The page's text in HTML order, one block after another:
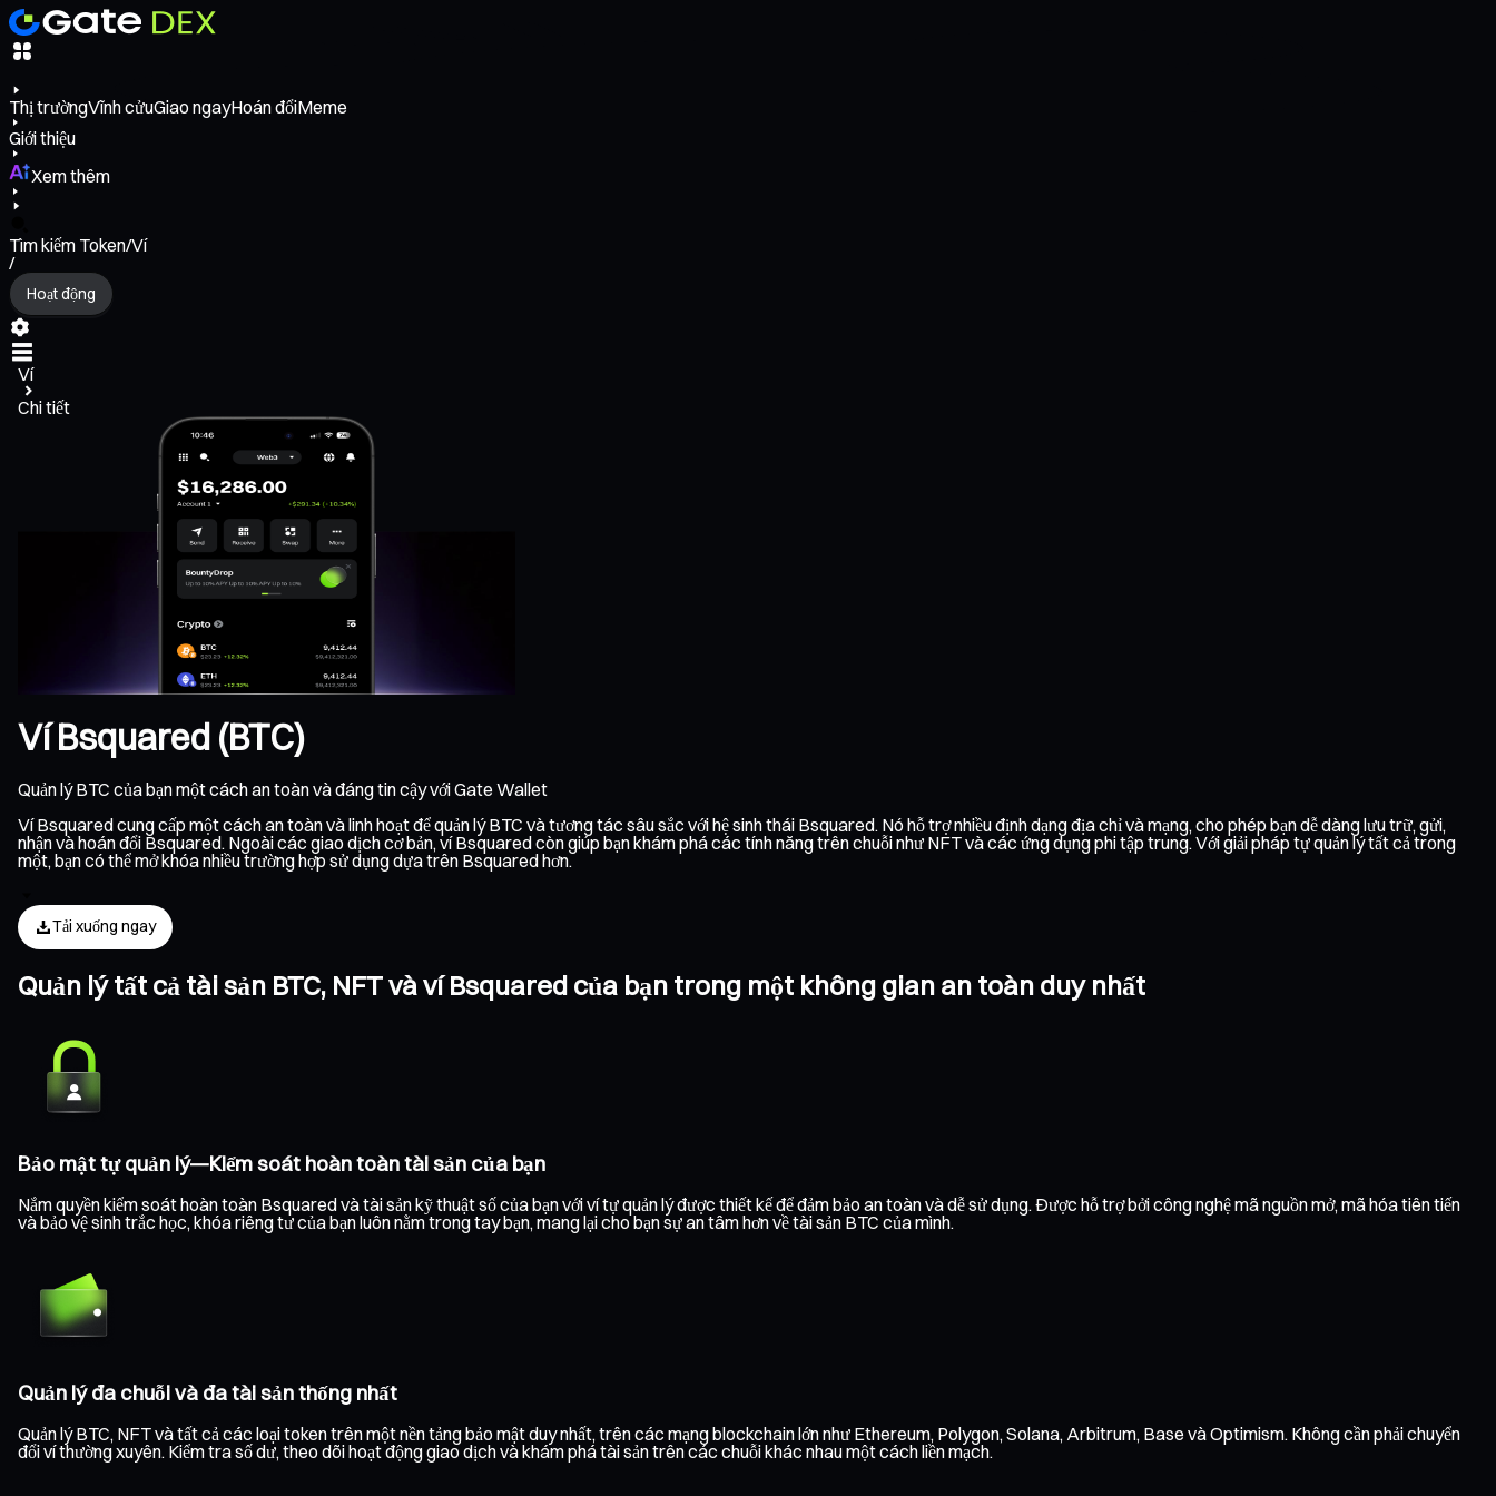
Thị trườngVĩnh cửuGiao ngayHoán đổiMeme
Giới thiệu
Xem thêm
Tìm kiếm Token/Ví
/
Hoạt động
Ví
Chi tiết
Ví Bsquared (BTC)
Quản lý BTC của bạn một cách an toàn và đáng tin cậy với Gate Wallet
Ví Bsquared cung cấp một cách an toàn và linh hoạt để quản lý BTC và tương tác sâu sắc với hệ sinh thái Bsquared. Nó hỗ trợ nhiều định dạng địa chỉ và mạng, cho phép bạn dễ dàng lưu trữ, gửi,
nhận và hoán đổi Bsquared. Ngoài các giao dịch cơ bản, ví Bsquared còn giúp bạn khám phá các tính năng trên chuỗi như NFT và các ứng dụng phi tập trung. Với giải pháp tự quản lý tất cả trong
một, bạn có thể mở khóa nhiều trường hợp sử dụng dựa trên Bsquared hơn.
Tải xuống ngay
Quản lý tất cả tài sản BTC, NFT và ví Bsquared của bạn trong một không gian an toàn duy nhất
Bảo mật tự quản lý—Kiểm soát hoàn toàn tài sản của bạn
Nắm quyền kiểm soát hoàn toàn Bsquared và tài sản kỹ thuật số của bạn với ví tự quản lý được thiết kế để đảm bảo an toàn và dễ sử dụng. Được hỗ trợ bởi công nghệ mã nguồn mở, mã hóa tiên tiến
và bảo vệ sinh trắc học, khóa riêng tư của bạn luôn nằm trong tay bạn, mang lại cho bạn sự an tâm hơn về tài sản BTC của mình.
Quản lý đa chuỗi và đa tài sản thống nhất
Quản lý BTC, NFT và tất cả các loại token trên một nền tảng bảo mật duy nhất, trên các mạng blockchain lớn như Ethereum, Polygon, Solana, Arbitrum, Base và Optimism. Không cần phải chuyển
đổi ví thường xuyên. Kiểm tra số dư, theo dõi hoạt động giao dịch và khám phá tài sản trên các chuỗi khác nhau một cách liền mạch.